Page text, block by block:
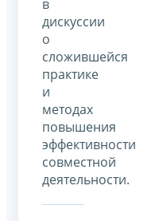
в
дискуссии
о
сложившейся
практике
и
методах
повышения
эффективности
совместной
деятельности.